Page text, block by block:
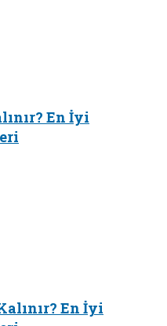
En İyi
En İyi